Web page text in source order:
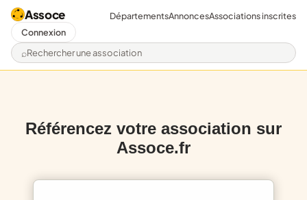
Assoce
Rechercher une association
DépartementsAnnoncesAssociations inscrites
Connexion
Référencez votre association sur
Assoce.fr